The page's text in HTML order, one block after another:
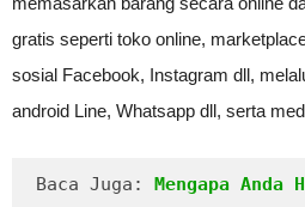
gratis seperti toko online,
sosial Facebook, Instagram dll,
android Line, Whatsapp dll, serta
Baca Juga: Mengapa Anda